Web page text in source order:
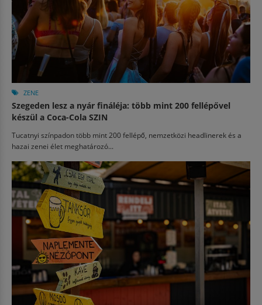
ZENE
Szegeden lesz a nyár fináléja: több mint 200 fellépővel
készül a Coca-Cola SZIN
Tucatnyi színpadon több mint 200 fellépő, nemzetközi headlinerek és a
hazai zenei élet meghatározó...